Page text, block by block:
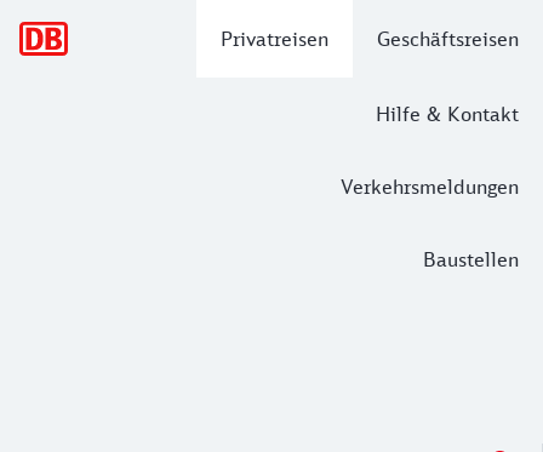
Privatreisen Geschäftsreisen
Hilfe & Kontakt
Verkehrsmeldungen
Baustellen